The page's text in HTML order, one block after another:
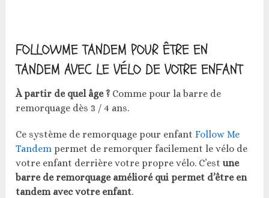
FOLLOWME TANDEM POUR ÊTRE EN
TANDEM AVEC LE VÉLO DE VOTRE ENFANT
À partir de quel âge ? Comme pour la barre de
remorquage dès 3 / 4 ans.
Ce système de remorquage pour enfantFollow Me
Tandem permet de remorquer facilement le vélo de
votre enfant derrière votre propre vélo. C’estune
barre de remorquage amélioré qui permet d’être en
tandem avec votre enfant.